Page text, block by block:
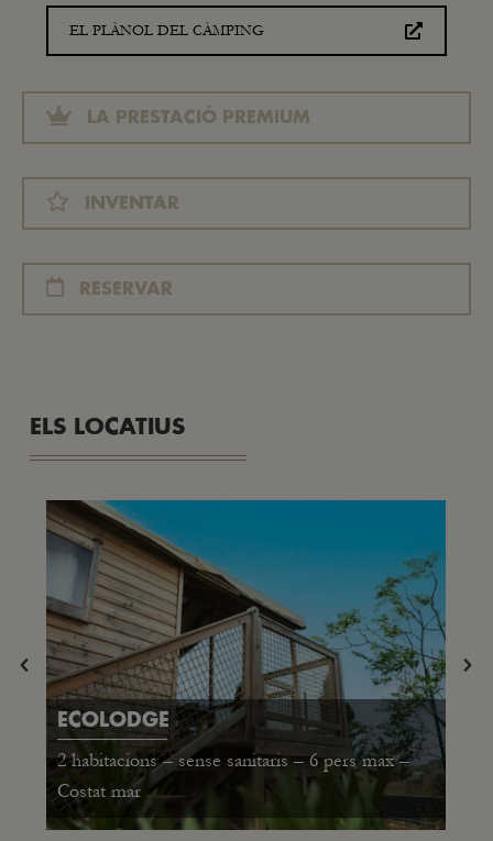
EL PLÀNOL DEL CÀMPING
LA PRESTACIÓ PREMIUM
INVENTAR
RESERVAR
ELS LOCATIUS
ECOLODGE
2 habitacions – sense sanitaris – 6 pers max –
Costat mar